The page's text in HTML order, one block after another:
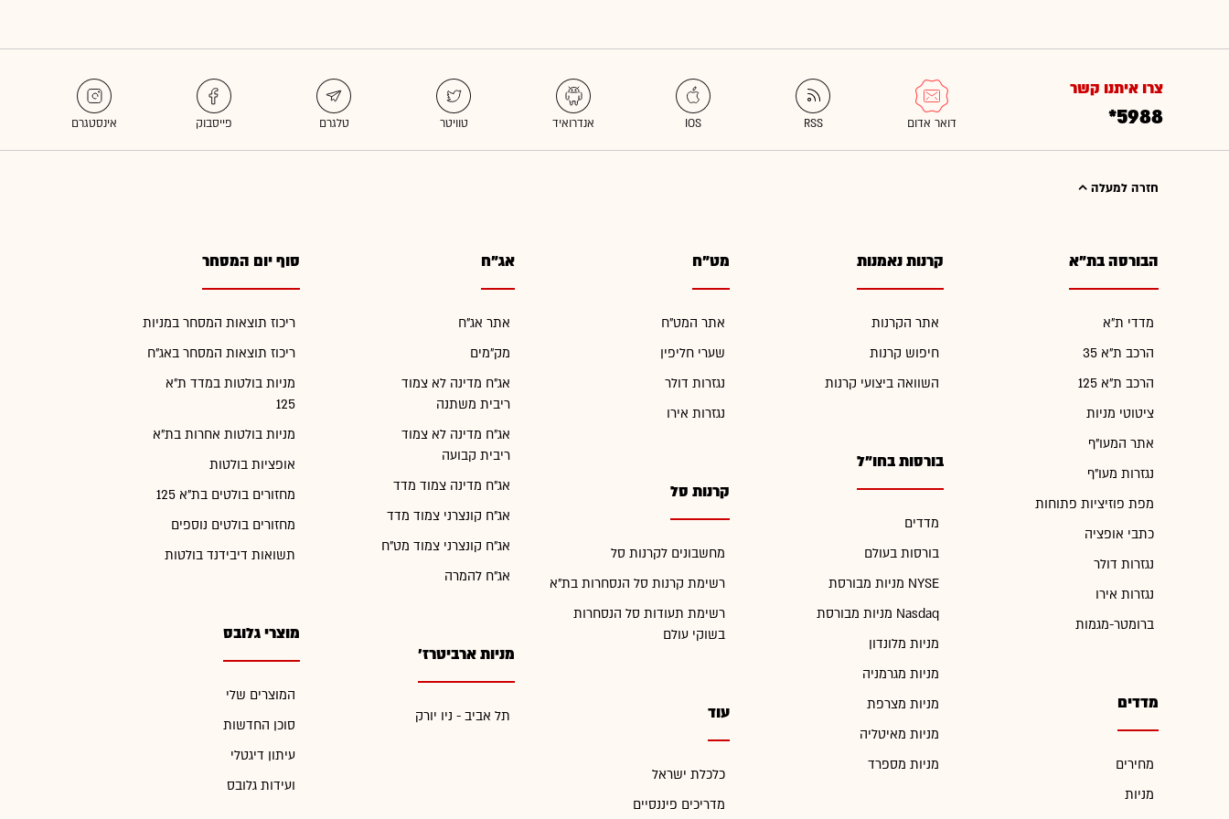
צרו איתנו קשר
*5988
חזרה למעלה
הבורסה בת"א
מדדי ת"א
הרכב ת"א 35
הרכב ת"א 125
ציטוטי מניות
אתר המעו"ף
נגזרות מעו"ף
מפת פוזיציות פתוחות
כתבי אופציה
נגזרות דולר
נגזרות אירו
ברומטר-מגמות
מדדים
מחירים
מניות
קרנות נאמנות
אתר הקרנות
חיפוש קרנות
השוואה ביצועי קרנות
בורסות בחו"ל
מדדים
בורסות בעולם
מניות מבורסת NYSE
מניות מבורסת Nasdaq
מניות מלונדון
מניות מגרמניה
מניות מצרפת
מניות מאיטליה
מניות מספרד
מט"ח
אתר המט"ח
שערי חליפין
נגזרות דולר
נגזרות אירו
קרנות סל
מחשבונים לקרנות סל
רשימת קרנות סל הנסחרות בת"א
רשימת תעודות סל הנסחרות
בשוקי עולם
עוד
כלכלת ישראל
מדריכים פיננסיים
אג"ח
אתר אג"ח
מק"מים
אג"ח מדינה לא צמוד
ריבית משתנה
אג"ח מדינה לא צמוד
ריבית קבועה
אג"ח מדינה צמוד מדד
אג"ח קונצרני צמוד מדד
אג"ח קונצרני צמוד מט"ח
אג"ח להמרה
מניות ארביטרז'
תל אביב - ניו יורק
סוף יום המסחר
ריכוז תוצאות המסחר במניות
ריכוז תוצאות המסחר באג"ח
מניות בולטות במדד ת"א
125
מניות בולטות אחרות בת"א
אופציות בולטות
מחזורים בולטים בת"א 125
מחזורים בולטים נוספים
תשואות דיבידנד בולטות
מוצרי גלובס
המוצרים שלי
סוכן החדשות
עיתון דיגטלי
ועידות גלובס